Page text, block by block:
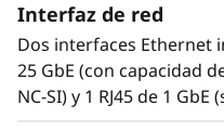
Interfaz de red
Dos interfaces Ethernet
25 GbE (con capacidad
NC-SI) y 1 RJ45 de 1 GbE